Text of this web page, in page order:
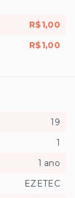
R$1,00
R$1,00
19
1
1 ano
EZETEC